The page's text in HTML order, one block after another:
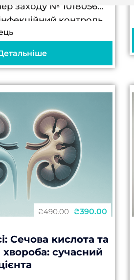
заходу № 1018056
контроль
знати медичній
база вакцинації
₴490.00 ₴390.00
Сечова кислота та
хвороба: сучасний